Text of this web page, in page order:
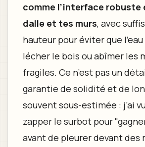
comme l’interface robuste
dalle et tes murs, avec
hauteur pour éviter que
lécher le bois ou abîmer les
fragiles. Ce n’est pas un
garantie de solidité et de
souvent sous-estimée : j’ai
zapper le surbot pour
avant de pleurer devant des